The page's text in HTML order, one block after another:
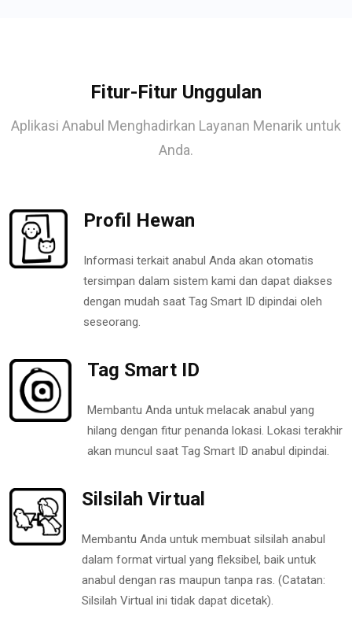
Fitur-Fitur Unggulan
Aplikasi Anabul Menghadirkan Layanan Menarik untuk
Anda.
Profil Hewan
Informasi terkait anabul Anda akan otomatis
tersimpan dalam sistem kami dan dapat diakses
dengan mudah saat Tag Smart ID dipindai oleh
seseorang.
Tag Smart ID
Membantu Anda untuk melacak anabul yang
hilang dengan fitur penanda lokasi. Lokasi terakhir
akan muncul saat Tag Smart ID anabul dipindai.
Silsilah Virtual
Membantu Anda untuk membuat silsilah anabul
dalam format virtual yang fleksibel, baik untuk
anabul dengan ras maupun tanpa ras. (Catatan:
Silsilah Virtual ini tidak dapat dicetak).